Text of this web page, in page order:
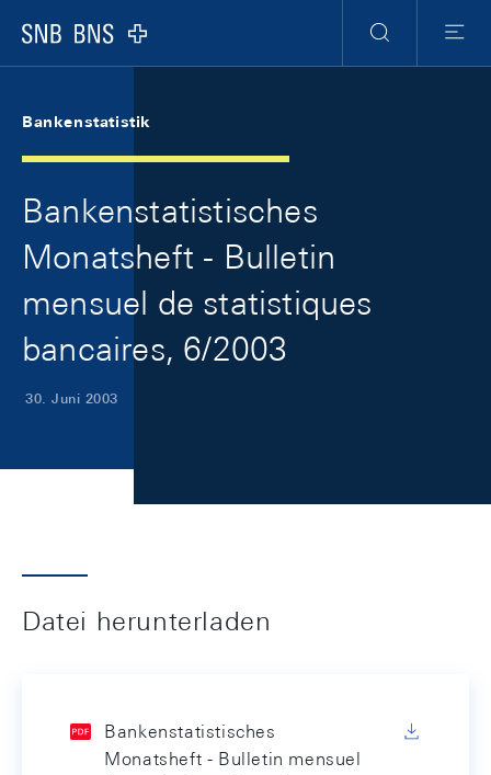
Logo
Suche
Menu
Bankenstatistik
Bankenstatistisches
Monatsheft - Bulletin
mensuel de statistiques
bancaires, 6/2003
30. Juni 2003
Datei herunterladen
Bankenstatistisches
Monatsheft - Bulletin mensuel